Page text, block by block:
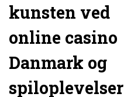
kunsten ved
online casino
Danmark og
spiloplevelser